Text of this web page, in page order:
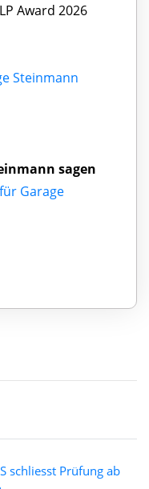
Award 2026
Steinmann
sagen
Garage
schliesst Prüfung ab